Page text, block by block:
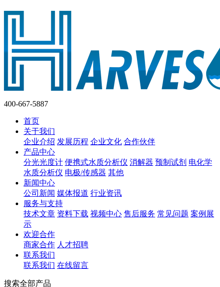
400-667-5887
首页
关于我们
企业介绍 发展历程 企业文化 合作伙伴
产品中心
分光光度计 便携式水质分析仪 消解器 预制试剂 电化学
水质分析仪 电极/传感器 其他
新闻中心
公司新闻 媒体报道 行业资讯
服务与支持
技术文章 资料下载 视频中心 售后服务 常见问题 案例展
示
欢迎合作
商家合作 人才招聘
联系我们
联系我们 在线留言
搜索全部产品